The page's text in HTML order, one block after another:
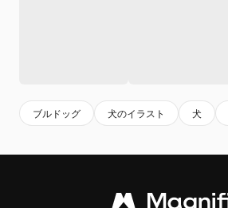
ブルドッグ 犬のイラスト 犬